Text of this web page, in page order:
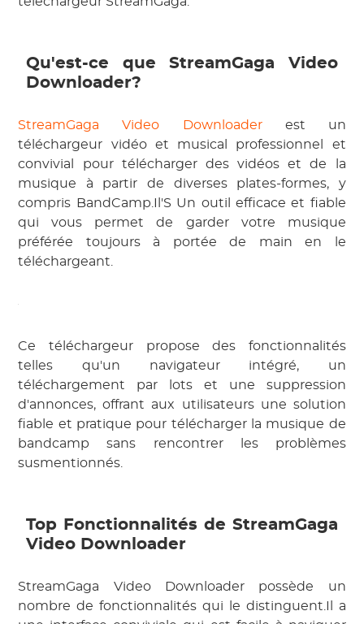
Qu'est-ce que StreamGaga Video
Downloader?
StreamGaga Video Downloader est un
téléchargeur vidéo et musical professionnel et
convivial pour télécharger des vidéos et de la
musique à partir de diverses plates-formes, y
compris BandCamp.Il'S Un outil efficace et fiable
qui vous permet de garder votre musique
préférée toujours à portée de main en le
téléchargeant.
Ce téléchargeur propose des fonctionnalités
telles qu'un navigateur intégré, un
téléchargement par lots et une suppression
d'annonces, offrant aux utilisateurs une solution
fiable et pratique pour télécharger la musique de
bandcamp sans rencontrer les problèmes
susmentionnés.
Top Fonctionnalités de StreamGaga
Video Downloader
StreamGaga Video Downloader possède un
nombre de fonctionnalités qui le distinguent.Il a